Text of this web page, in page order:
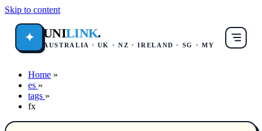
Skip to content
✦ UNILINK.
AUSTRALIA · UK · NZ · IRELAND · SG · MY
Home »
es »
tags »
fx